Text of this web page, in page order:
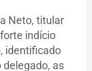
Neto, titular
indício
identificado
delegado, as